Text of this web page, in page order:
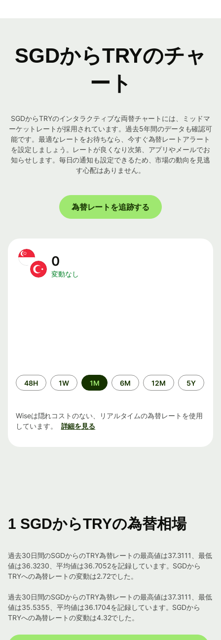
SGDからTRYのチャ
ート
SGDからTRYのインタラクティブな両替チャートには、ミッドマ
ーケットレートが採用されています。過去5年間のデータも確認可
能です。最適なレートをお待ちなら、今すぐ為替レートアラート
を設定しましょう。レートが良くなり次第、アプリやメールでお
知らせします。毎日の通知も設定できるため、市場の動向を見逃
す心配はありません。
為替レートを追跡する
0
変動なし
期
間
48H 1W 1M 6M 12M 5Y
Wiseは隠れコストのない、リアルタイムの為替レートを使用
しています。
詳細を見る
1 SGDからTRYの為替相場
過去30日間のSGDからのTRY為替レートの最高値は37.3111、最低
値は36.3230、平均値は36.7052を記録しています。SGDから
TRYへの為替レートの変動は2.72でした。
過去30日間のSGDからのTRY為替レートの最高値は37.3111、最低
値は35.5355、平均値は36.1704を記録しています。SGDから
TRYへの為替レートの変動は4.32でした。